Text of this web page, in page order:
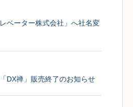
ベーター株式会社」へ社名変
DX禅」販売終了のお知らせ